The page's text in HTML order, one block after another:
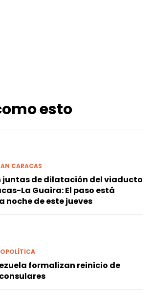
esto
CARACAS
juntas de dilatación del viaducto
La Guaira: El paso está
noche de este jueves
formalizan reinicio de